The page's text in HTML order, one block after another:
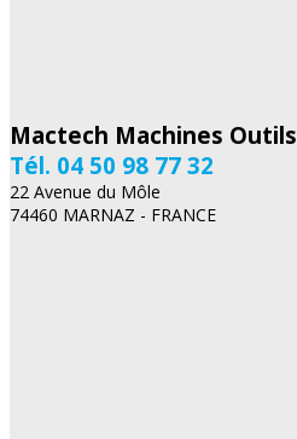
Mactech Machines Outils
Tél. 04 50 98 77 32
22 Avenue du Môle
74460 MARNAZ - FRANCE